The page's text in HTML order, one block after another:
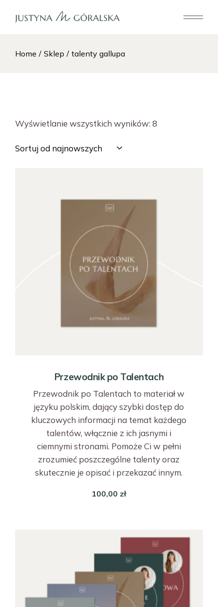
Home Sklep talenty gallupa
Wyświetlanie wszystkich wyników: 8
Sortuj od najnowszych
Przewodnik po Talentach
Przewodnik po Talentach to materiał w
języku polskim, dający szybki dostęp do
kluczowych informacji na temat każdego
talentów, włącznie z ich jasnymi i
ciemnymi stronami. Pomoże Ci w pełni
zrozumieć poszczególne talenty oraz
skutecznie je opisać i przekazać innym.
100,00 zł